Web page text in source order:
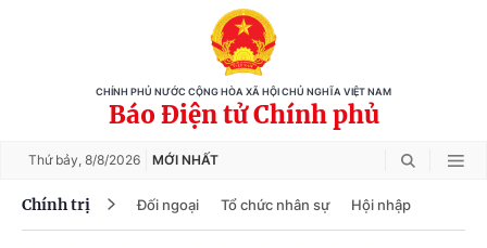
CHÍNH PHỦ NƯỚC CỘNG HÒA XÃ HỘI CHỦ NGHĨA VIỆT NAM
Báo Điện tử Chính phủ
Thứ bảy, 8/8/2026 MỚI NHẤT
Chính trị Đối ngoại Tổ chức nhân sự Hội nhập